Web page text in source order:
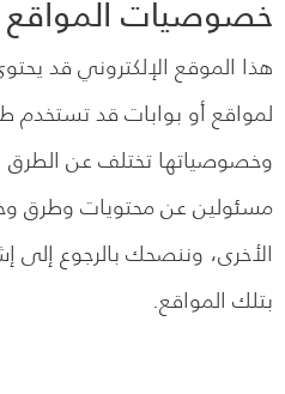
خصوصيات المواقع
هذا الموقع الإلكتروني قد
لمواقع أو بوابات قد تستخدم
وخصوصياتها تختلف عن الطرق
مسئولين عن محتويات وطرق
الأخرى، وننصحك بالرجوع إلى
بتلك المواقع.